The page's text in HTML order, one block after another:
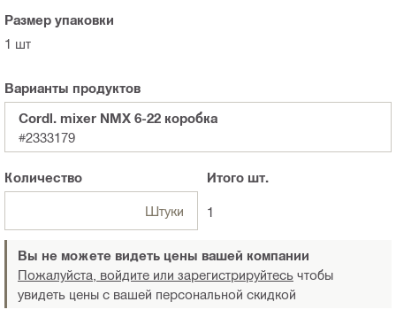
Размер упаковки
1 шт
Варианты продуктов
Cordl. mixer NMX 6-22 коробка
#2333179
Количество
Штуки
Итого шт.
1
Вы не можете видеть цены вашей компании
Пожалуйста, войдите или зарегистрируйтесь чтобы
увидеть цены с вашей персональной скидкой